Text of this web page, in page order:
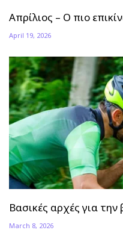
Απρίλιος – Ο πιο
April 19, 2026
Βασικές αρχές για
March 8, 2026